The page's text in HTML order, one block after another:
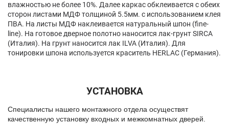
влажностью не более 10%. Далее каркас обклеивается с обеих
сторон листами МДФ толщиной 5.5мм. с использованием клея
ПВА. На листы МДФ наклеивается натуральный шпон (fine-
line). На готовое дверное полотно наносится лак-грунт SIRCA
(Италия). На грунт наносится лак ILVA (Италия). Для
тонировки шпона используется краситель HERLAC (Германия).
УСТАНОВКА
Специалисты нашего монтажного отдела осуществят
качественную установку входных и межкомнатных дверей.